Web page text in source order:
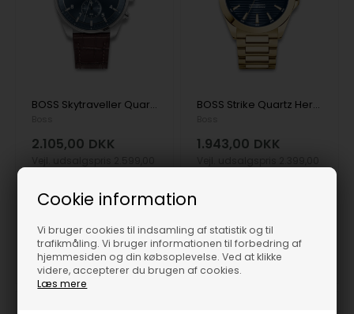
Cookie information
Vi bruger cookies til indsamling af statistik og til
trafikmåling. Vi bruger informationen til forbedring af
hjemmesiden og din købsoplevelse. Ved at klikke
videre, accepterer du brugen af cookies.
Læs mere
BOSS Skytraveller Quartz Herre m/rem
2.105,00 DKK
Fjernlager 1-3 hverdage
BOSS Strike Quartz Herre m/lænke
1.943,00 DKK
Fjernlager 1-3 hverdage